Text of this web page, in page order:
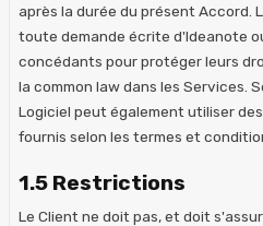
après la durée du présent Accord.
toute demande écrite d'Ideanote
concédants pour protéger leurs
la common law dans les Services.
Logiciel peut également utiliser
fournis selon les termes et
1.5 Restrictions
Le Client ne doit pas, et doit